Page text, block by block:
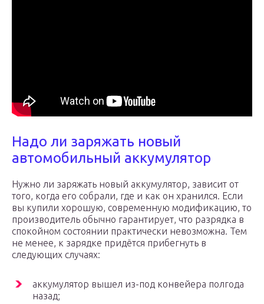
Надо ли заряжать новый
автомобильный аккумулятор
Нужно ли заряжать новый аккумулятор, зависит от
того, когда его собрали, где и как он хранился. Если
вы купили хорошую, современную модификацию, то
производитель обычно гарантирует, что разрядка в
спокойном состоянии практически невозможна. Тем
не менее, к зарядке придётся прибегнуть в
следующих случаях:
аккумулятор вышел из-под конвейера полгода
назад;